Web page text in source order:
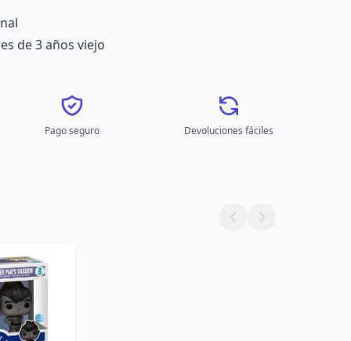
de 3 años viejo
Pago seguro Devoluciones fáciles